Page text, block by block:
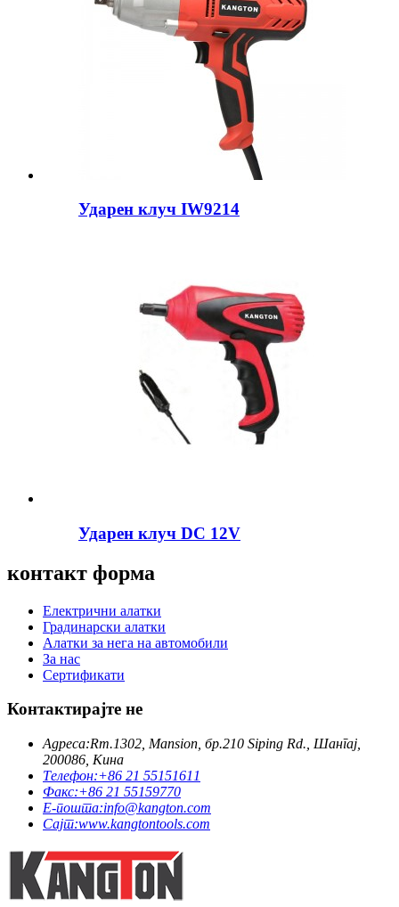
Ударен клуч IW9214
Ударен клуч DC 12V
контакт форма
Електрични алатки
Градинарски алатки
Алатки за нега на автомобили
За нас
Сертификати
Контактирајте не
Адреса:Rm.1302, Mansion, бр.210 Siping Rd., Шангај,
200086, Кина
Телефон:+86 21 55151611
Факс:+86 21 55159770
Е-пошта:info@kangton.com
Сајт:www.kangtontools.com